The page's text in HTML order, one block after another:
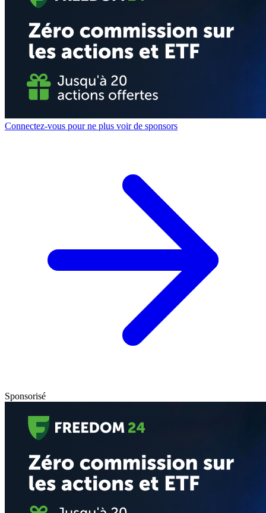
Connectez-vous pour ne plus voir de sponsors
Sponsorisé